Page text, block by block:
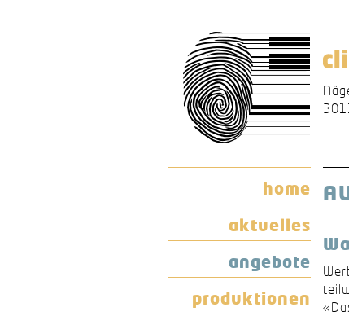
home
aktuelles
angebote
produktionen